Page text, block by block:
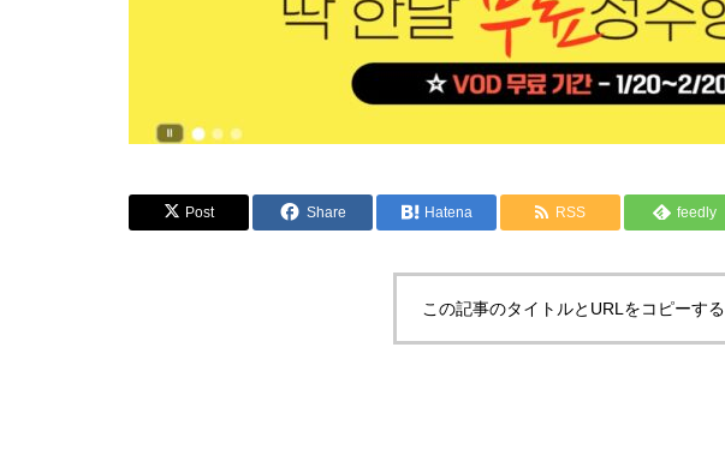
Post Share Hatena RSS feedly
この記事のタイトルとURLをコピーする